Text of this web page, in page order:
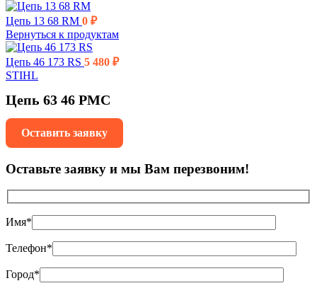
Цепь 13 68 RM 0 ₽
Вернуться к продуктам
Цепь 46 173 RS 5 480 ₽
STIHL
Цепь 63 46 PMC
Оставить заявку
Оставьте заявку и мы Вам перезвоним!
Имя*
Телефон*
Город*